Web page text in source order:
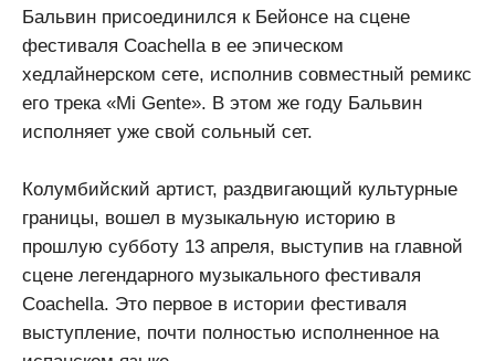
Бальвин присоединился к Бейонсе на сцене
фестиваля Coachella в ее эпическом
хедлайнерском сете, исполнив совместный ремикс
его трека «Mi Gente». В этом же году Бальвин
исполняет уже свой сольный сет.
Колумбийский артист, раздвигающий культурные
границы, вошел в музыкальную историю в
прошлую субботу 13 апреля, выступив на главной
сцене легендарного музыкального фестиваля
Coachella. Это первое в истории фестиваля
выступление, почти полностью исполненное на